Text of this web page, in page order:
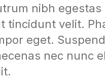
nibh
tincidunt velit.
eget.
nec nunc